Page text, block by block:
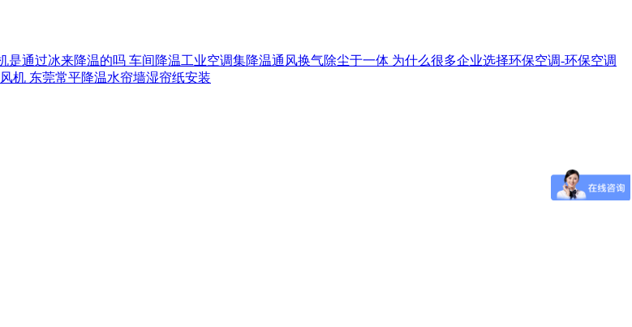
是通过冰来降温的吗 车间降温工业空调集降温通风换气除尘于一体 为什么很多企业选择环保空调-环保空调
机 东莞常平降温水帘墙湿帘纸安装